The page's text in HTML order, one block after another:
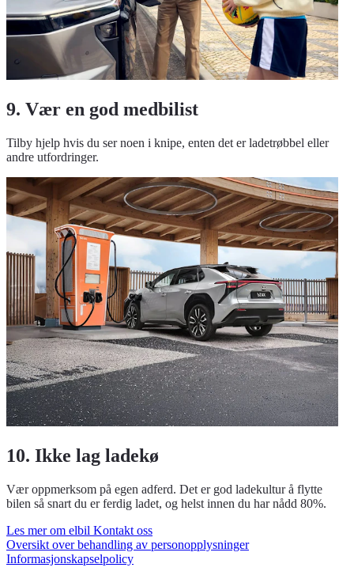
9. Vær en god medbilist
Tilby hjelp hvis du ser noen i knipe, enten det er ladetrøbbel eller
andre utfordringer.
10. Ikke lag ladekø
Vær oppmerksom på egen adferd. Det er god ladekultur å flytte
bilen så snart du er ferdig ladet, og helst innen du har nådd 80%.
Les mer om elbil Kontakt oss
Oversikt over behandling av personopplysninger
Informasjonskapselpolicy